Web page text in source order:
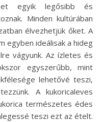
Minden kultúrában
élvezhetjük őket. A
egyben ideálisak a hideg
vágyunk. Az ízletes és
egyszerűbb, mint
lehetővé teszi,
A kukoricaleves
természetes édes
teszi ezt az ételt.